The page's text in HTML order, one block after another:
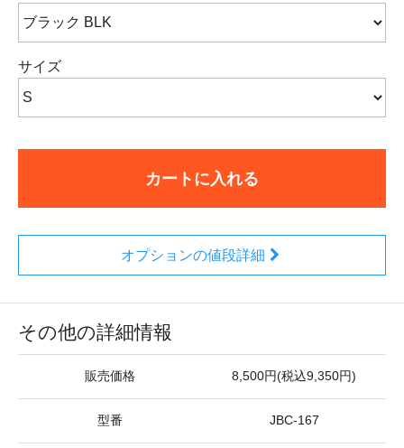
サイズ
カートに入れる
オプションの値段詳細
その他の詳細情報
販売価格 8,500円(税込9,350円)
型番 JBC-167